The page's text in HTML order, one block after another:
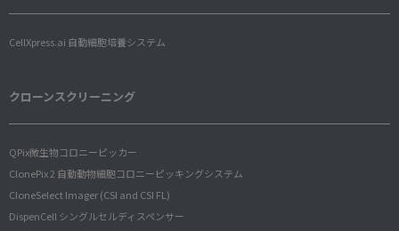
CellXpress.ai 自動細胞培養システム
クローンスクリーニング
QPix微生物コロニーピッカー
ClonePix 2 自動動物細胞コロニーピッキングシステム
CloneSelect Imager (CSI and CSI FL)
DispenCell シングルセルディスペンサー